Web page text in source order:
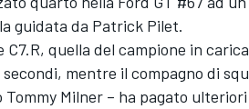
guidata da Patrick Pilet.
quella del campione in
mentre il compagno di
Milner – ha pagato